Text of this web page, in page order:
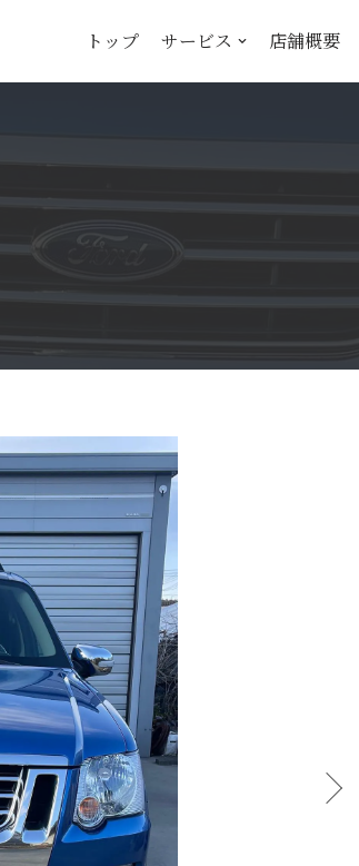
トップ サービス 店舗概要